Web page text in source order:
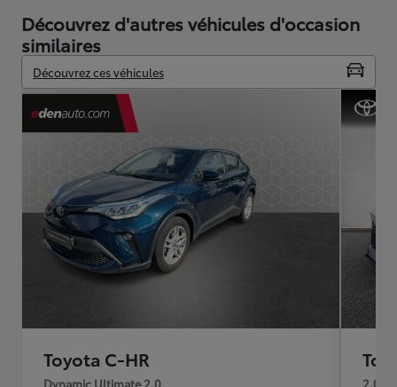
Découvrez d'autres véhicules d'occasion
similaires
Découvrez ces véhicules
Toyota C-HR
Dynamic Ultimate 2.0 2.0